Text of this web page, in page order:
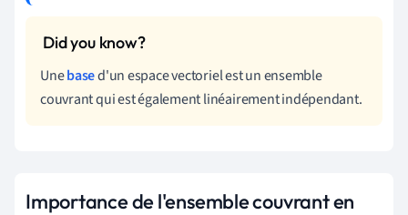
Unebased'un espace vectoriel est un ensemble
couvrant qui est également linéairement indépendant.
Importance de l'ensemble couvrant en